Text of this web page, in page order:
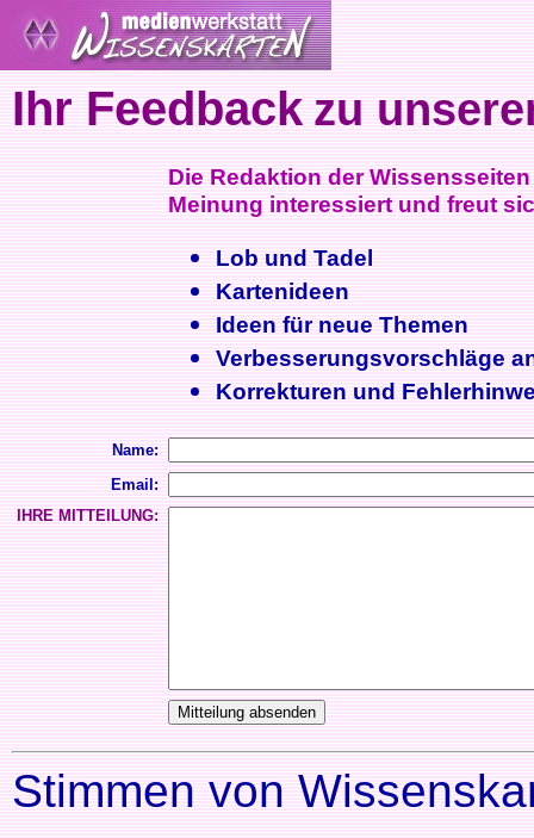
Ihr Feedback zu
Die Redaktion der
Meinung interessiert und freut
Lob und Tadel
Kartenideen
Ideen für neue Themen
Verbesserungsvorschläge
Korrekturen und
Name:
Email:
IHRE MITTEILUNG:
Stimmen von